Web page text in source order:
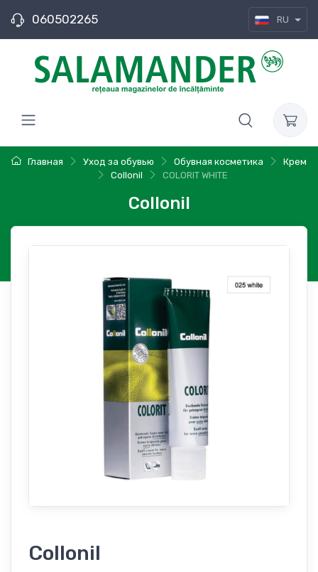
060502265 RU
Главная Уход за обувью Обувная косметика
Крем
Collonil
COLORIT WHITE
Collonil
Collonil